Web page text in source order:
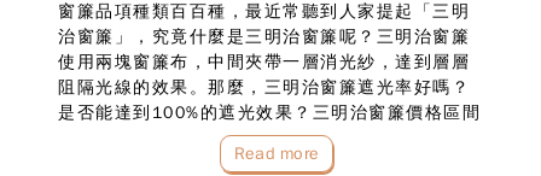
窗簾品項種類百百種，最近常聽到人家提起「三明
治窗簾」，究竟什麼是三明治窗簾呢？三明治窗簾
使用兩塊窗簾布，中間夾帶一層消光紗，達到層層
阻隔光線的效果。那麼，三明治窗簾遮光率好嗎？
是否能達到100%的遮光效果？三明治窗簾價格區間
在多少才是合理的？日常想將三明治窗簾清洗，有
需要留意什麼嗎？快跟著窗簾訂做專家布魯斯往下
Read more